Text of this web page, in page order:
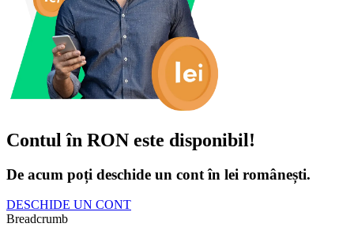
Contul în RON este disponibil!
De acum poți deschide un cont în lei românești.
DESCHIDE UN CONT
Breadcrumb